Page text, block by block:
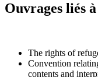
Ouvrages liés
The rights of
Convention
contents and